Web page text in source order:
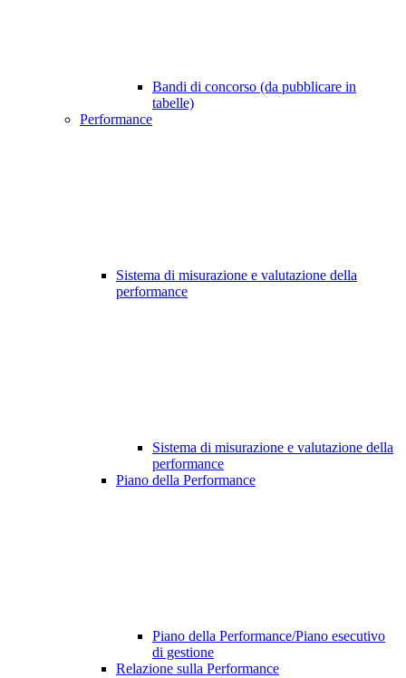
Bandi di concorso (da pubblicare in
tabelle)
Performance
Sistema di misurazione e valutazione della
performance
Sistema di misurazione e valutazione della
performance
Piano della Performance
Piano della Performance/Piano esecutivo
di gestione
Relazione sulla Performance